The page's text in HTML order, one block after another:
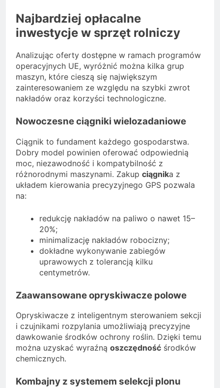
Najbardziej opłacalne
inwestycje w sprzęt rolniczy
Analizując oferty dostępne w ramach programów
operacyjnych UE, wyróżnić można kilka grup
maszyn, które cieszą się największym
zainteresowaniem ze względu na szybki zwrot
nakładów oraz korzyści technologiczne.
Nowoczesne ciągniki wielozadaniowe
Ciągnik to fundament każdego gospodarstwa.
Dobry model powinien oferować odpowiednią
moc, niezawodność i kompatybilność z
różnorodnymi maszynami. Zakup ciągnika z
układem kierowania precyzyjnego GPS pozwala
na:
redukcję nakładów na paliwo o nawet 15–
20%;
minimalizację nakładów robocizny;
dokładne wykonywanie zabiegów
uprawowych z tolerancją kilku
centymetrów.
Zaawansowane opryskiwacze polowe
Opryskiwacze z inteligentnym sterowaniem sekcji
i czujnikami rozpylania umożliwiają precyzyjne
dawkowanie środków ochrony roślin. Dzięki temu
można uzyskać wyraźną oszczędność środków
chemicznych.
Kombajny z systemem selekcji plonu